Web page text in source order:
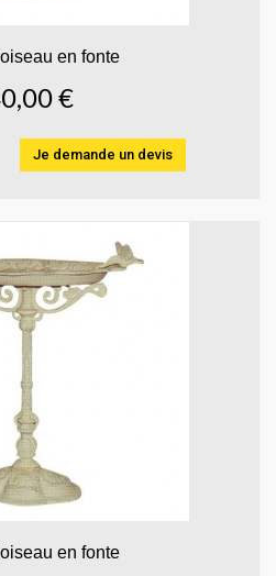
en fonte
€
Je demande un devis
en fonte